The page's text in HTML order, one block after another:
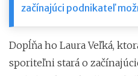
začínajúci podnikateľ
Dopĺňa ho Laura Veľká,
sporiteľni stará o